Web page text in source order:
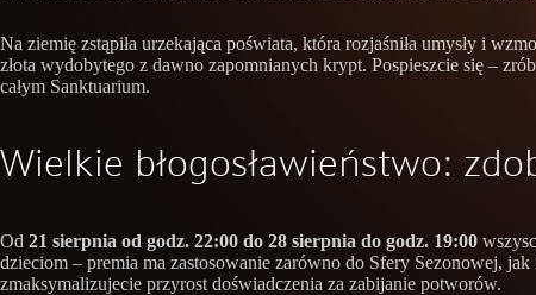
Na ziemię zstąpiła urzekająca poświata, która rozjaśniła umysły i
złota wydobytego z dawno zapomnianych krypt. Pospieszcie się –
całym Sanktuarium.
Wielkie błogosławieństwo:
Od 21 sierpnia od godz. 22:00 do 28 sierpnia do godz. 19:00
dzieciom – premia ma zastosowanie zarówno do Sfery Sezonowej,
zmaksymalizujecie przyrost doświadczenia za zabijanie potworów.